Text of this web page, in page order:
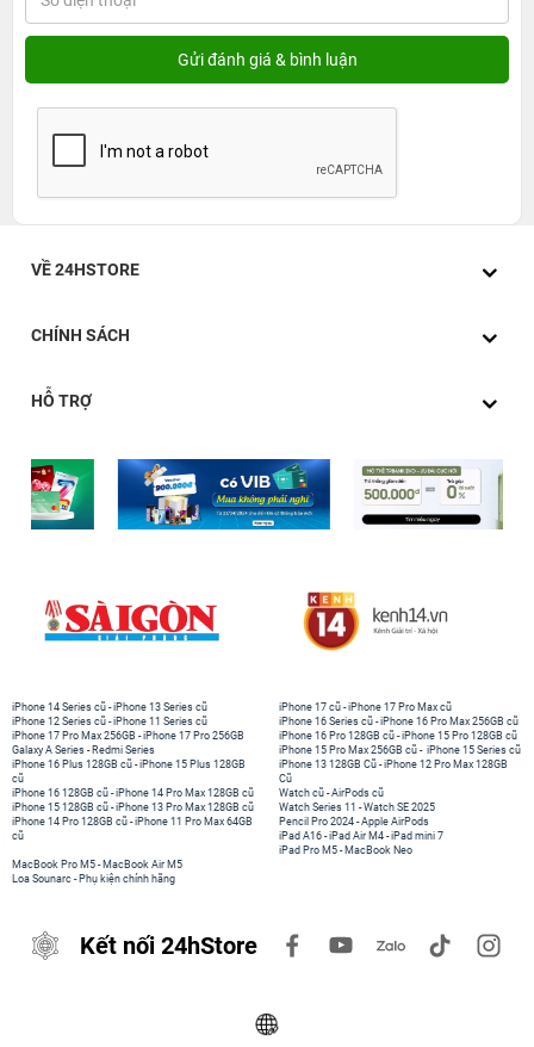
VỀ 24HSTORE
CHÍNH SÁCH
HỖ TRỢ
iPhone 14 Series cũ -iPhone 13 Series cũ
iPhone 12 Series cũ -iPhone 11 Series cũ
iPhone 17 Pro Max 256GB -iPhone 17 Pro 256GB
Galaxy A Series - Redmi Series
iPhone 17 cũ -iPhone 17 Pro Max cũ
iPhone 16 Series cũ - iPhone 16 Pro Max 256GB cũ
iPhone 16 Pro 128GB cũ -iPhone 15 Pro 128GB cũ
iPhone 15 Pro Max 256GB cũ - iPhone 15 Series cũ
iPhone 16 Plus 128GB cũ -iPhone 15 Plus 128GB
cũ
iPhone 16 128GB cũ -iPhone 14 Pro Max 128GB cũ
iPhone 15 128GB cũ -iPhone 13 Pro Max 128GB cũ
iPhone 14 Pro 128GB cũ -iPhone 11 Pro Max 64GB
cũ
iPhone 13 128GB Cũ -iPhone 12 Pro Max 128GB
Cũ
Watch cũ -AirPods cũ
Watch Series 11 -Watch SE 2025
Pencil Pro 2024 -Apple AirPods
iPad A16 -iPad Air M4 -iPad mini 7
iPad Pro M5 - MacBook Neo
MacBook Pro M5 - MacBook Air M5
Loa Sounarc - Phụ kiện chính hãng
Kết nối 24hStore